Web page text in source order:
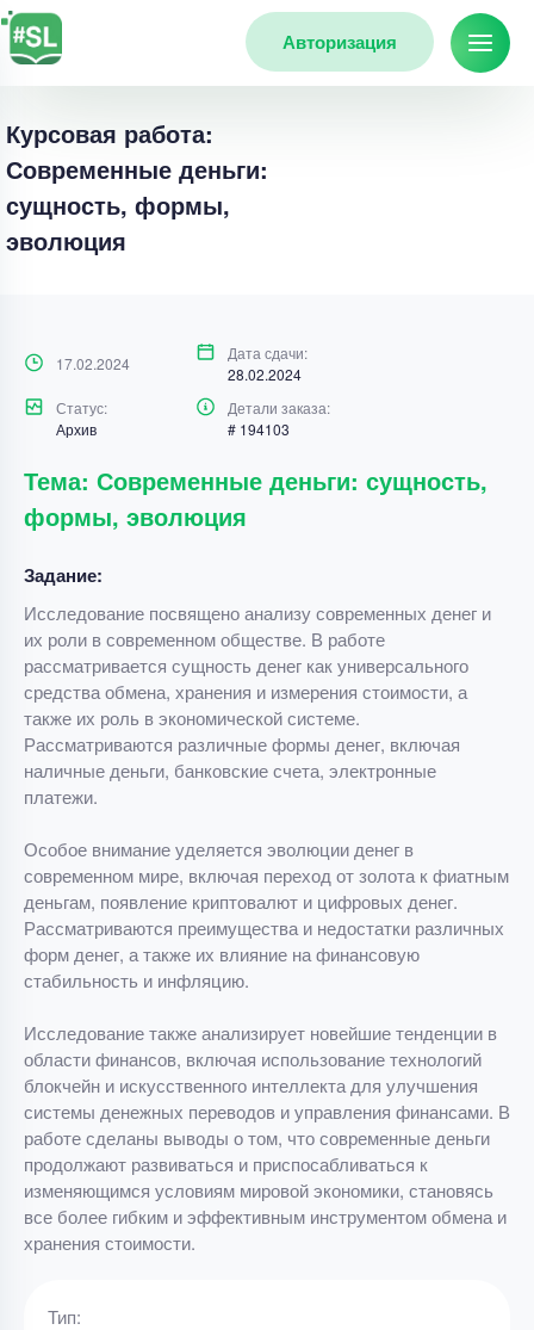
Авторизация
Курсовая работа:
Современные деньги:
сущность, формы,
эволюция
17.02.2024
Дата сдачи:
28.02.2024
Статус:
Архив
Детали заказа:
# 194103
Тема: Современные деньги: сущность,
формы, эволюция
Задание:
Исследование посвящено анализу современных денег и
их роли в современном обществе. В работе
рассматривается сущность денег как универсального
средства обмена, хранения и измерения стоимости, а
также их роль в экономической системе.
Рассматриваются различные формы денег, включая
наличные деньги, банковские счета, электронные
платежи.
Особое внимание уделяется эволюции денег в
современном мире, включая переход от золота к фиатным
деньгам, появление криптовалют и цифровых денег.
Рассматриваются преимущества и недостатки различных
форм денег, а также их влияние на финансовую
стабильность и инфляцию.
Исследование также анализирует новейшие тенденции в
области финансов, включая использование технологий
блокчейн и искусственного интеллекта для улучшения
системы денежных переводов и управления финансами. В
работе сделаны выводы о том, что современные деньги
продолжают развиваться и приспосабливаться к
изменяющимся условиям мировой экономики, становясь
все более гибким и эффективным инструментом обмена и
хранения стоимости.
Тип: